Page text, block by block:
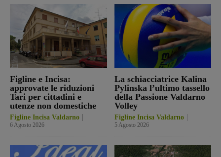
Figline e Incisa:
approvate le riduzioni
Tari per cittadini e
utenze non domestiche
Figline Incisa Valdarno
6 Agosto 2026
La schiacciatrice Kalina
Pylinska l’ultimo tassello
della Passione Valdarno
Volley
Figline Incisa Valdarno
5 Agosto 2026